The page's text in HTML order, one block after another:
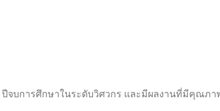
บการศึกษาในระดับวิศวกร และมีผลงานที่มีคุณภา